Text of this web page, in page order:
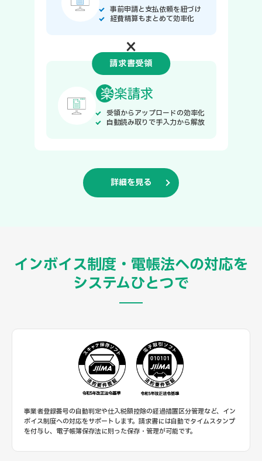
事前申請と支払依頼を紐づけ
経費精算もまとめて効率化
×
請求書受領
受領からアップロードの効率化
自動読み取りで手入力から解放
詳細を見る
インボイス制度・電帳法への対応を
システムひとつで
事業者登録番号の自動判定や仕入税額控除の経過措置区分管理など、イン
ボイス制度への対応をサポートします。請求書には自動でタイムスタンプ
を付与し、電子帳簿保存法に則った保存・管理が可能です。